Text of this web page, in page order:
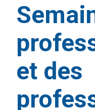
et des